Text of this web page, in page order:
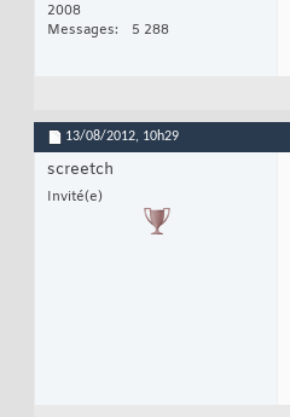
2008
Messages
5 288
13/08/2012, 10h29
screetch
Invité(e)